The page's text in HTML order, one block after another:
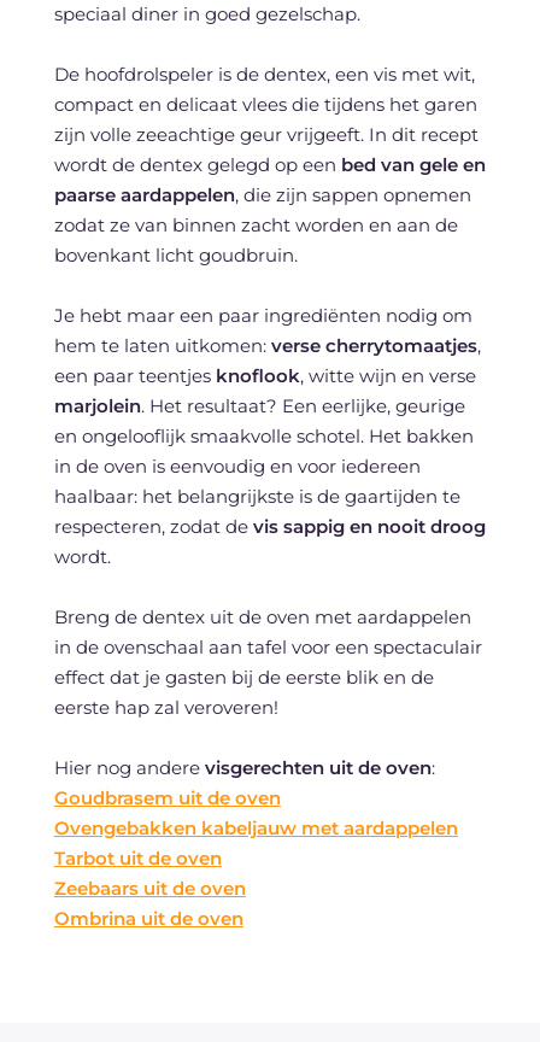
speciaal diner in goed gezelschap.
De hoofdrolspeler is de dentex, een vis met wit,
compact en delicaat vlees die tijdens het garen
zijn volle zeeachtige geur vrijgeeft. In dit recept
wordt de dentex gelegd op een bed van gele en
paarse aardappelen, die zijn sappen opnemen
zodat ze van binnen zacht worden en aan de
bovenkant licht goudbruin.
Je hebt maar een paar ingrediënten nodig om
hem te laten uitkomen: verse cherrytomaatjes,
een paar teentjes knoflook, witte wijn en verse
marjolein. Het resultaat? Een eerlijke, geurige
en ongelooflijk smaakvolle schotel. Het bakken
in de oven is eenvoudig en voor iedereen
haalbaar: het belangrijkste is de gaartijden te
respecteren, zodat de vis sappig en nooit droog
wordt.
Breng de dentex uit de oven met aardappelen
in de ovenschaal aan tafel voor een spectaculair
effect dat je gasten bij de eerste blik en de
eerste hap zal veroveren!
Hier nog andere visgerechten uit de oven:
Goudbrasem uit de oven
Ovengebakken kabeljauw met aardappelen
Tarbot uit de oven
Zeebaars uit de oven
Ombrina uit de oven